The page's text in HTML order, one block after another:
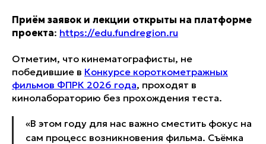
Приём заявок и лекции открыты на платформе
проекта: https://edu.fundregion.ru
Отметим, что кинематографисты, не
победившие в Конкурсе короткометражных
фильмов ФПРК 2026 года, проходят в
кинолабораторию без прохождения теста.
«В этом году для нас важно сместить фокус на
сам процесс возникновения фильма. Съёмка